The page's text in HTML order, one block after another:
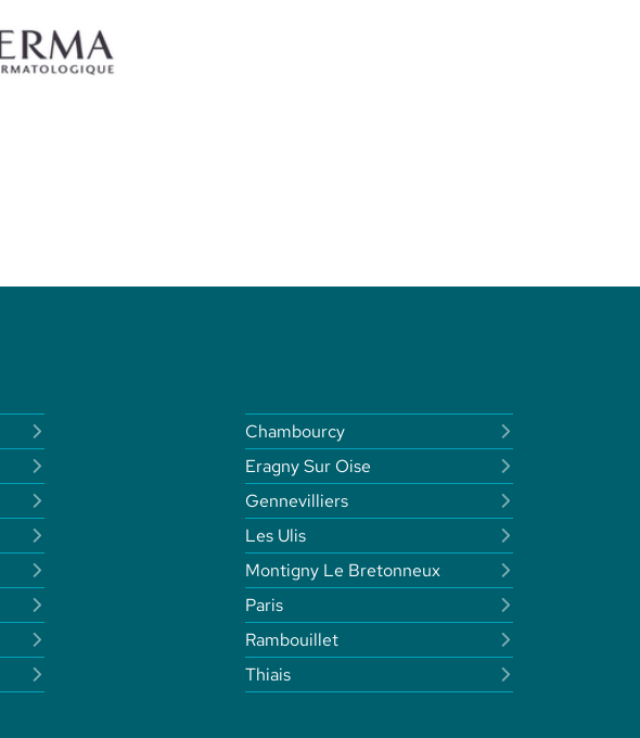
Chambourcy
Eragny Sur Oise
Gennevilliers
Les Ulis
Montigny Le Bretonneux
Paris
Rambouillet
Thiais